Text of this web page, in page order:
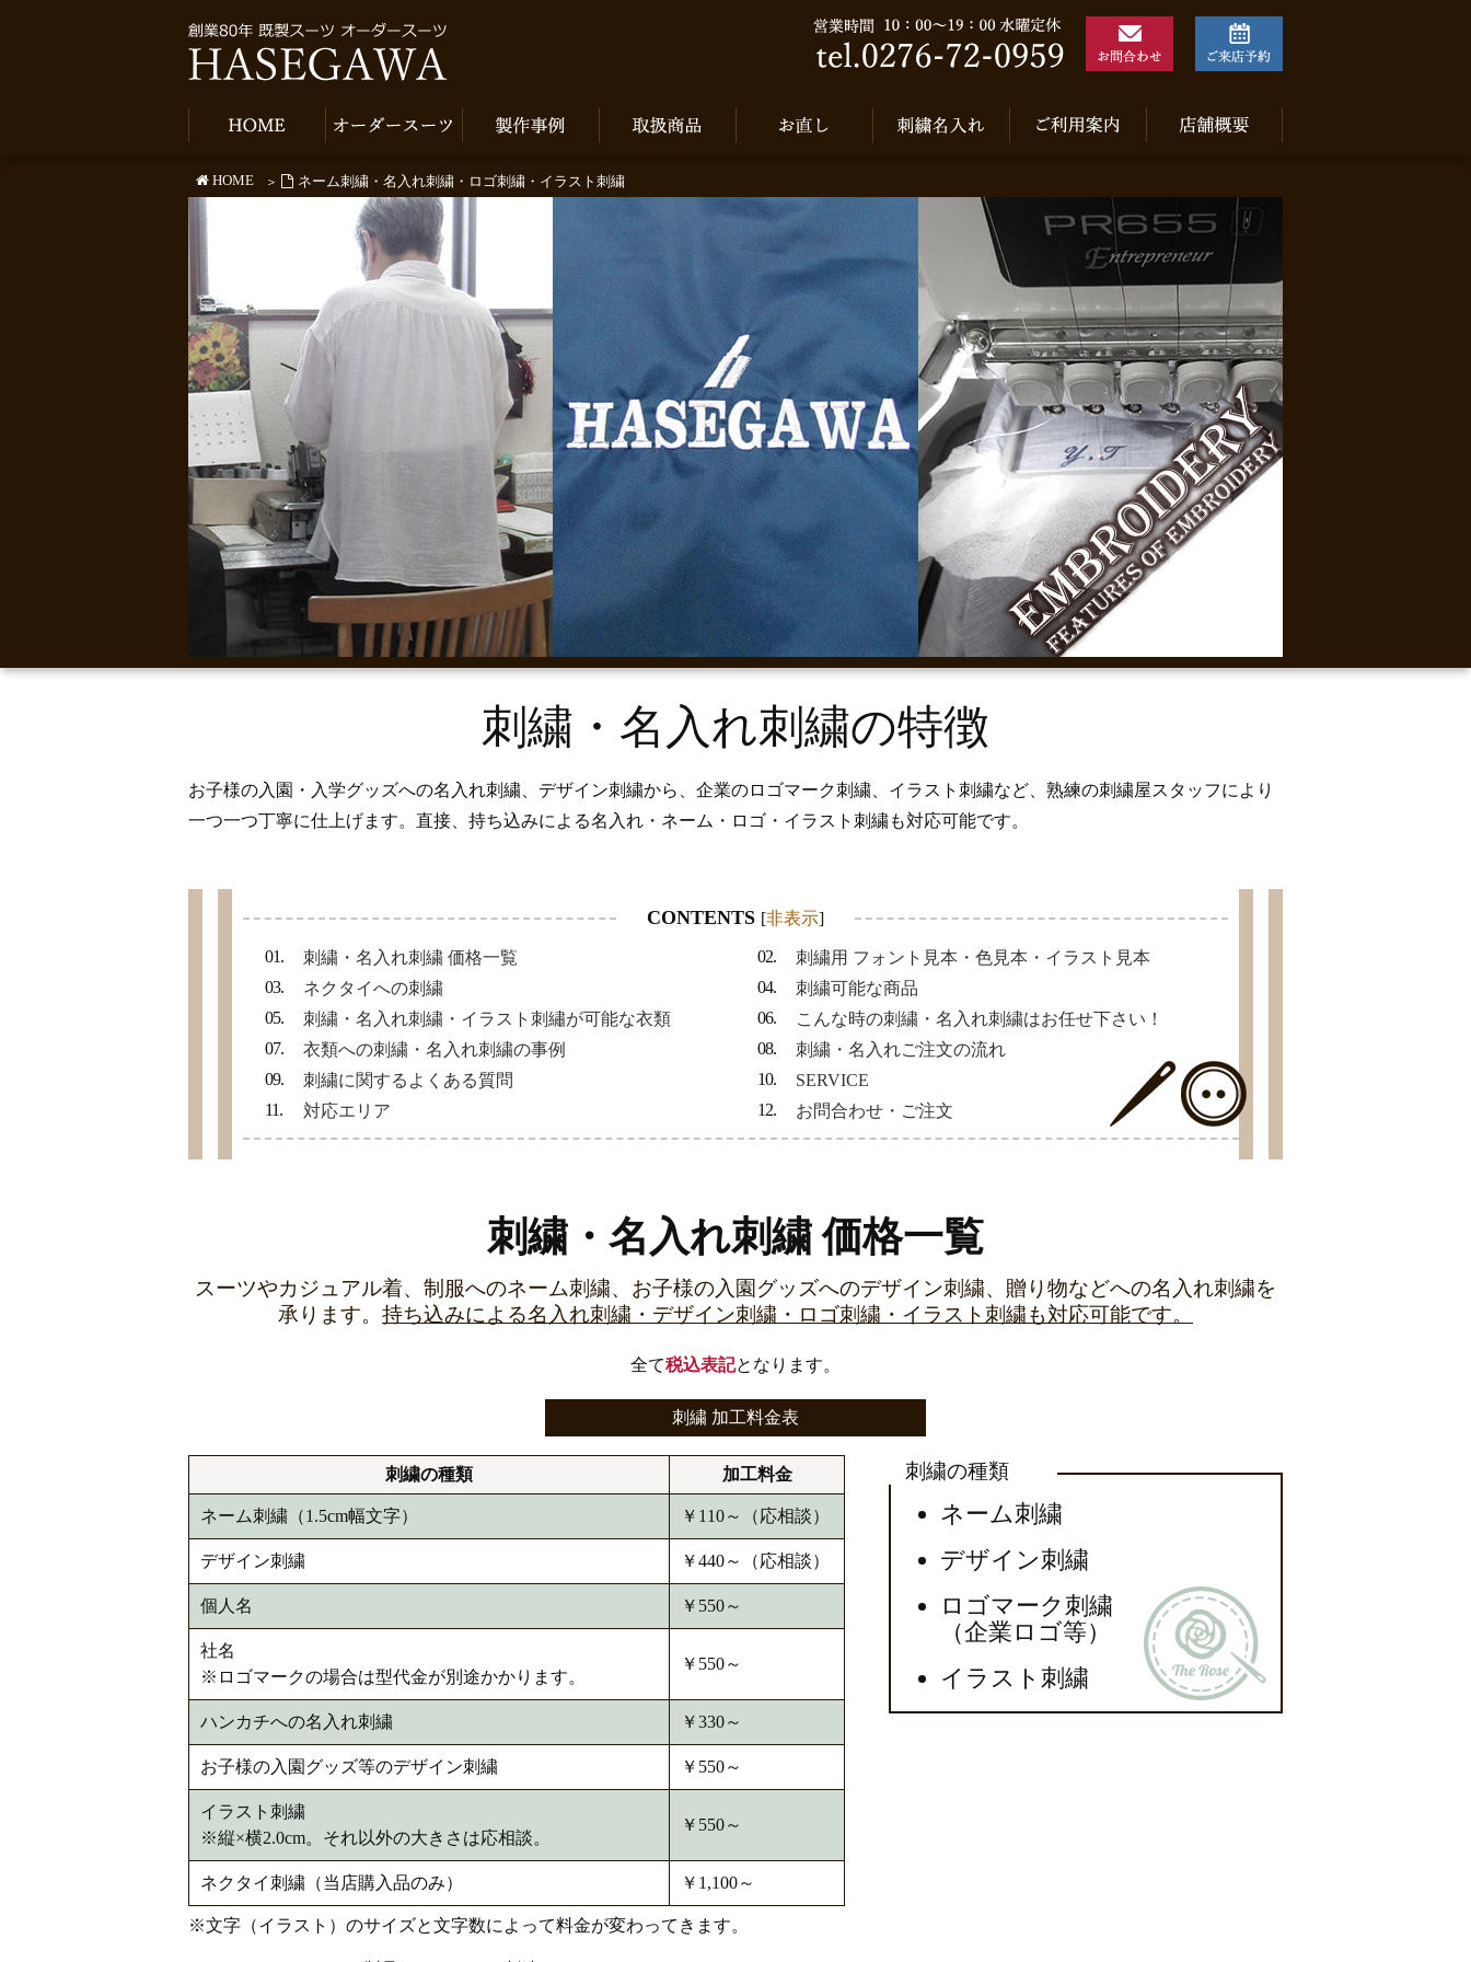
HOME ネーム刺繍・名入れ刺繍・ロゴ刺繍・イラスト刺繍
刺繍・名入れ刺繍の特徴
お子様の入園・入学グッズへの名入れ刺繍、デザイン刺繍から、企業のロゴマーク刺繍、イラスト刺繍など、熟練の刺繍屋スタッフにより
一つ一つ丁寧に仕上げます。直接、持ち込みによる名入れ・ネーム・ロゴ・イラスト刺繍も対応可能です。
CONTENTS [非表示]
刺繍・名入れ刺繍 価格一覧
刺繍用 フォント見本・色見本・イラスト見本
ネクタイへの刺繍
刺繍可能な商品
刺繍・名入れ刺繍・イラスト刺繡が可能な衣類
こんな時の刺繍・名入れ刺繍はお任せ下さい！
衣類への刺繍・名入れ刺繍の事例
刺繍・名入れご注文の流れ
刺繍に関するよくある質問
SERVICE
対応エリア
お問合わせ・ご注文
刺繍・名入れ刺繍 価格一覧
スーツやカジュアル着、制服へのネーム刺繍、お子様の入園グッズへのデザイン刺繍、贈り物などへの名入れ刺繍を
承ります。 持ち込みによる名入れ刺繍・デザイン刺繍・ロゴ刺繍・イラスト刺繍も対応可能です。
全て税込表記となります。
刺繍 加工料金表
刺繍の種類 加工料金
ネーム刺繍（1.5cm幅文字） ￥110～（応相談）
デザイン刺繍 ￥440～（応相談）
個人名 ￥550～
社名
※ロゴマークの場合は型代金が別途かかります。
￥550～
ハンカチへの名入れ刺繍 ￥330～
お子様の入園グッズ等のデザイン刺繍 ￥550～
イラスト刺繍
※縦×横2.0cm。それ以外の大きさは応相談。
￥550～
ネクタイ刺繍（当店購入品のみ） ￥1,100～
※文字（イラスト）のサイズと文字数によって料金が変わってきます。
刺繍の種類
ネーム刺繍
デザイン刺繍
ロゴマーク刺繍
（企業ロゴ等）
イラスト刺繍